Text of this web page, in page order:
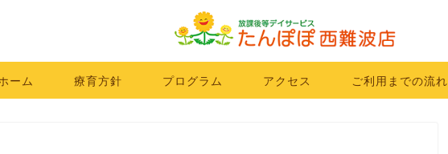
ーム 療育方針 プログラム アクセス ご利用までの流れ